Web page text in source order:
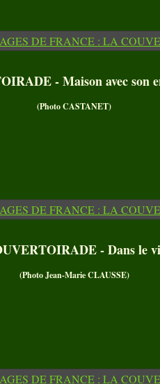
- Maison avec son
(Photo CASTANET)
- Dans le
(Photo Jean-Marie CLAUSSE)